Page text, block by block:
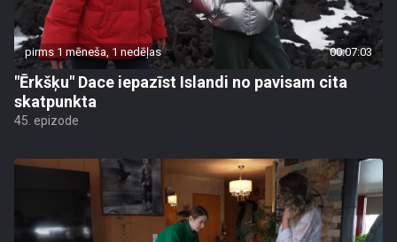
pirms 1 mēneša, 1 nedēļas 00:07:03
"Ērkšķu" Dace iepazīst Islandi no pavisam cita
skatpunkta
45. epizode